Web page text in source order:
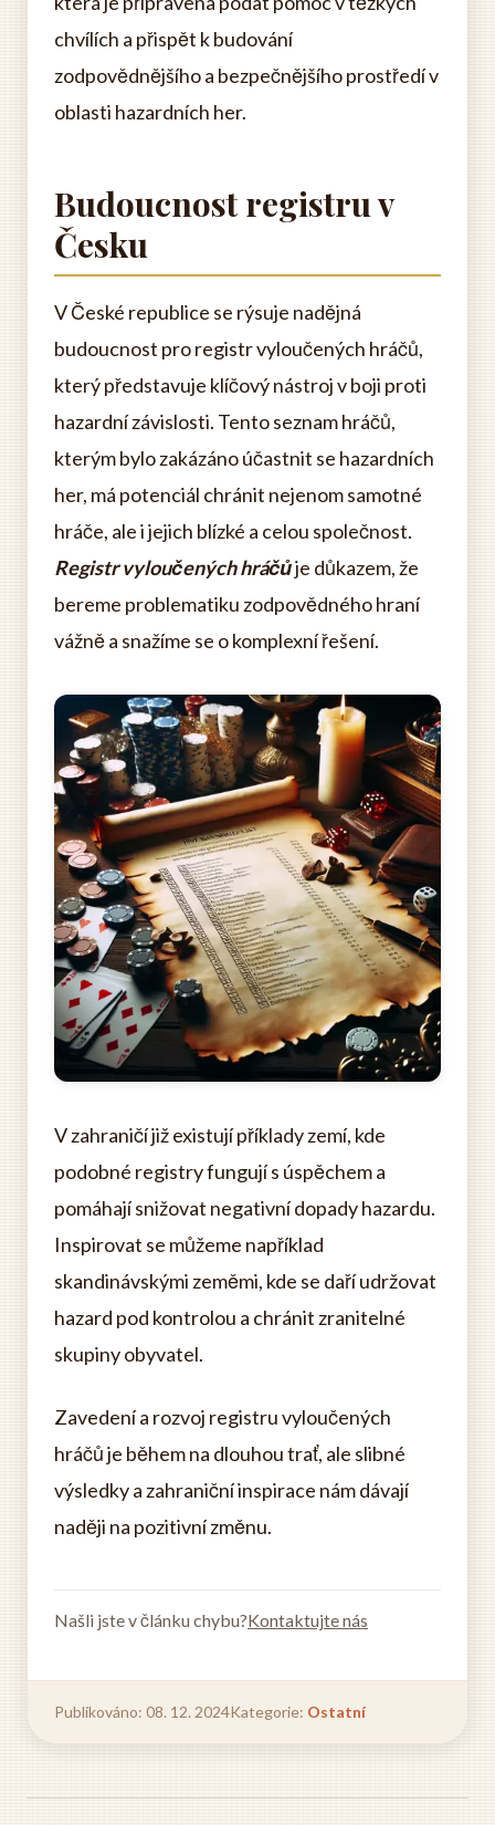
chvílích a přispět k budování
zodpovědnějšího a bezpečnějšího prostředí v
oblasti hazardních her.
Budoucnost registru v
Česku
V České republice se rýsuje nadějná
budoucnost pro registr vyloučených hráčů,
který představuje klíčový nástroj v boji proti
hazardní závislosti. Tento seznam hráčů,
kterým bylo zakázáno účastnit se hazardních
her, má potenciál chránit nejenom samotné
hráče, ale i jejich blízké a celou společnost.
Registr vyloučených hráčůje důkazem, že
bereme problematiku zodpovědného hraní
vážně a snažíme se o komplexní řešení.
V zahraničí již existují příklady zemí, kde
podobné registry fungují s úspěchem a
pomáhají snižovat negativní dopady hazardu.
Inspirovat se můžeme například
skandinávskými zeměmi, kde se daří udržovat
hazard pod kontrolou a chránit zranitelné
skupiny obyvatel.
Zavedení a rozvoj registru vyloučených
hráčů je během na dlouhou trať, ale slibné
výsledky a zahraniční inspirace nám dávají
naději na pozitivní změnu.
Našli jste v článku chybu?Kontaktujte nás
Publikováno: 08. 12. 2024Kategorie: Ostatní